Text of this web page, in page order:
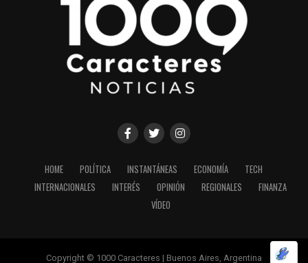
HOME POLÍTICA INSTANTÁNEAS ECONOMÍA
TECH
INTERNACIONALES
INTERÉS OPINIÓN REGIONALES
FINANZA
VÍDEO
Copyright © 1000 Caracteres | Buenos Aires, Argentina